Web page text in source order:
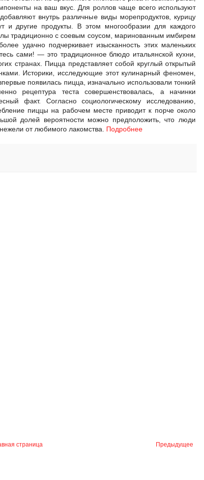
на ваш вкус. Для роллов чаще всего используют
внутрь различные виды морепродуктов, курицу
и другие продукты. В этом многообразии для каждого
традиционно с соевым соусом, маринованным имбирем
удачно подчеркивает изысканность этих маленьких
сами! — это традиционное блюдо итальянской кухни,
странах. Пицца представляет собой круглый открытый
Историки, исследующие этот кулинарный феномен,
появилась пицца, изначально использовали тонкий
рецептура теста совершенствовалась, а начинки
факт. Согласно социологическому исследованию,
пиццы на рабочем месте приводит к порче около
долей вероятности можно предположить, что люди
от любимого лакомства. Подробнее
Предыдущее
страница